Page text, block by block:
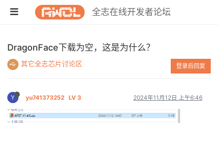
全志在线开发者论坛
DragonFace下载为空，这是为什么？
其它全志芯片讨论区 登录后回复
Y yu741373252 LV 3 2024年11月12日 上午6:46